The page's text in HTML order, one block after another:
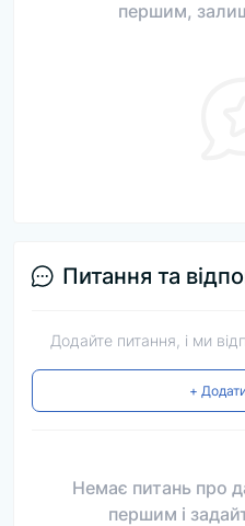
першим,
Питання та
Додайте питання, і ми
+
Немає питань про
першим і